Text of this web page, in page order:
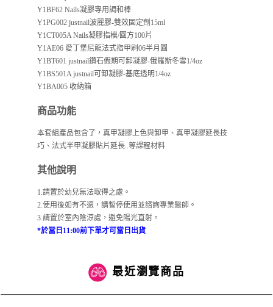
Y1BF62 Nails凝膠專用調和棒
Y1PG002 justnail波麗膠-雙效固定劑15ml
Y1CT005A Nails凝膠指模/圓方100片
Y1AE06 愛丁堡尼龍法式指甲刷06半月圓
Y1BT601 justnail鑽石假期可卸凝膠-俄羅斯冬雪1/4oz
Y1BS501A justnail可卸凝膠-基底透明1/4oz
Y1BA005 收納箱
商品功能
本套組產品包含了，真甲凝膠上色與卸甲、真甲凝膠延長技
巧、法式半甲凝膠貼片延長..等課程材料.
其他說明
1.請置於幼兒無法取得之處。
2.使用後如有不適，請暫停使用並諮詢專業醫師。
3.請置於室內陰涼處，避免陽光直射。
*於當日11:00前下單才可當日出貨
最近瀏覽商品